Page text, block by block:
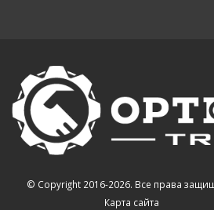
© Copyright 2016-2026. Все права
Карта сайта